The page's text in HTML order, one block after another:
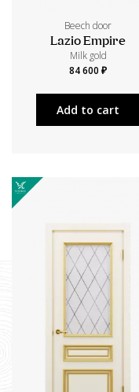
Beech door
Lazio Empire
Milk gold
84 600 ₽
Add to cart